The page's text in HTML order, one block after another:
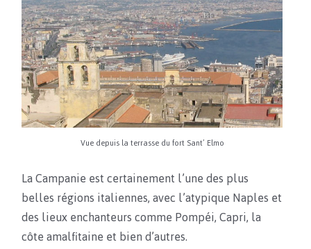
Vue depuis la terrasse du fort Sant’ Elmo
La Campanie est certainement l’une des plus
belles régions italiennes, avec l’atypique Naples et
des lieux enchanteurs comme Pompéi, Capri, la
côte amalfitaine et bien d’autres.